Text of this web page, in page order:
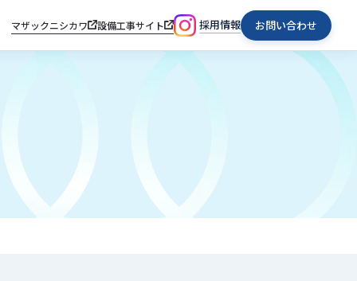
マザックニシカワ 設備工事サイト 採用情報 お問い合わせ